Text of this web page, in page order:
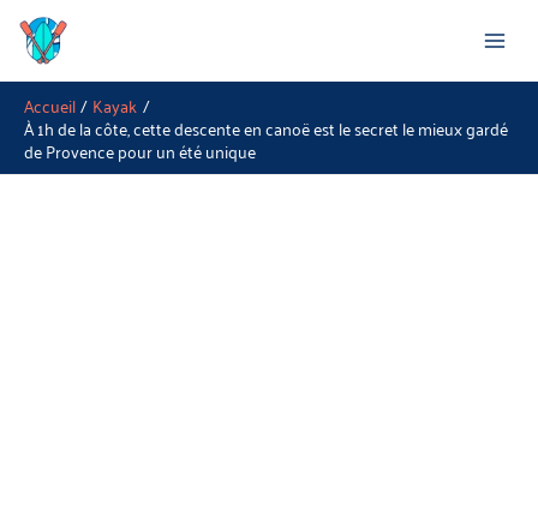
Aller
contenu
Accueil Kayak
À 1h de la côte, cette descente en canoë est le secret le mieux gardé
de Provence pour un été unique
Rechercher